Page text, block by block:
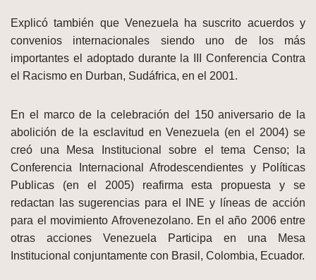
Explicó también que Venezuela ha suscrito acuerdos y
convenios internacionales siendo uno de los más
importantes el adoptado durante la III Conferencia Contra
el Racismo en Durban, Sudáfrica, en el 2001.
En el marco de la celebración del 150 aniversario de la
abolición de la esclavitud en Venezuela (en el 2004) se
creó una Mesa Institucional sobre el tema Censo; la
Conferencia Internacional Afrodescendientes y Políticas
Publicas (en el 2005) reafirma esta propuesta y se
redactan las sugerencias para el INE y líneas de acción
para el movimiento Afrovenezolano. En el año 2006 entre
otras acciones Venezuela Participa en una Mesa
Institucional conjuntamente con Brasil, Colombia, Ecuador.